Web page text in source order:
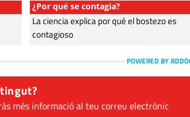
¿Por qué se contagia?
La ciencia explica por qué el bostezo es
contagioso
POWERED BY
més informació al teu correu electrònic